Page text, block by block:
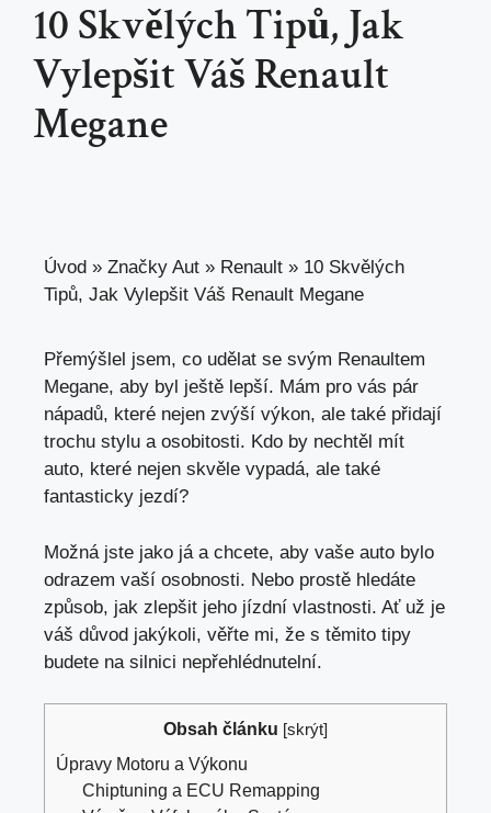
10 Skvělých Tipů, Jak
Vylepšit Váš Renault
Megane
Úvod » Značky Aut » Renault » 10 Skvělých
Tipů, Jak Vylepšit Váš Renault Megane
Přemýšlel jsem, co udělat se svým Renaultem
Megane, aby byl ještě lepší. Mám pro vás pár
nápadů, které nejen zvýší výkon, ale také přidají
trochu stylu a osobitosti. Kdo by nechtěl mít
auto, které nejen skvěle vypadá, ale také
fantasticky jezdí?
Možná jste jako já a chcete, aby vaše auto bylo
odrazem vaší osobnosti. Nebo prostě hledáte
způsob, jak zlepšit jeho jízdní vlastnosti. Ať už je
váš důvod jakýkoli, věřte mi, že s těmito tipy
budete na silnici nepřehlédnutelní.
Obsah článku [skrýt]
Úpravy Motoru a Výkonu
Chiptuning a ECU Remapping